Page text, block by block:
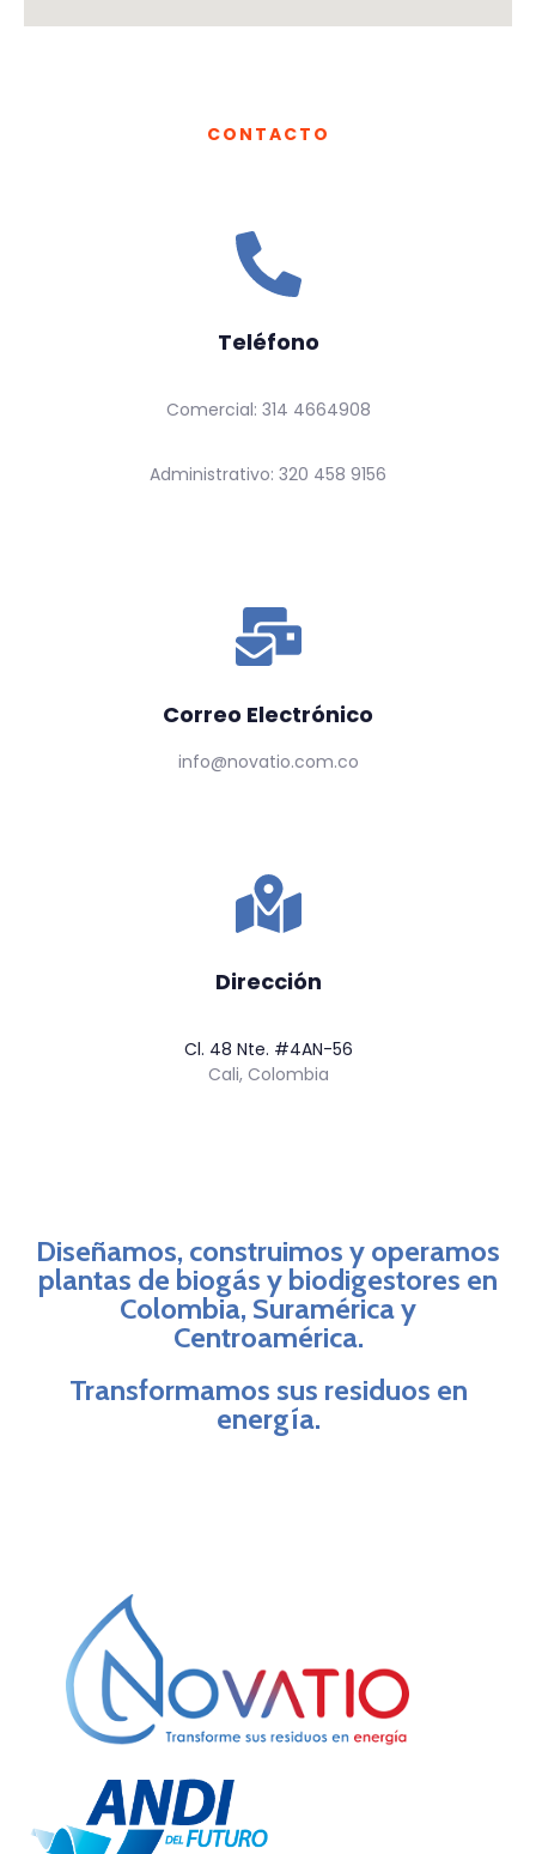
CONTACTO
Teléfono
Comercial: 314 4664908
Administrativo: 320 458 9156
Correo Electrónico
info@novatio.com.co
Dirección
Cl. 48 Nte. #4AN-56
Cali, Colombia
Diseñamos, construimos y operamos
plantas de biogás y biodigestores en
Colombia, Suramérica y
Centroamérica.
Transformamos sus residuos en
energía.
Biometano Colombia, biogás